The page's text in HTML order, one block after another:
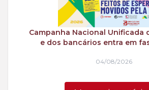
Campanha Nacional Unificada
e dos bancários entra em
04/08/2026